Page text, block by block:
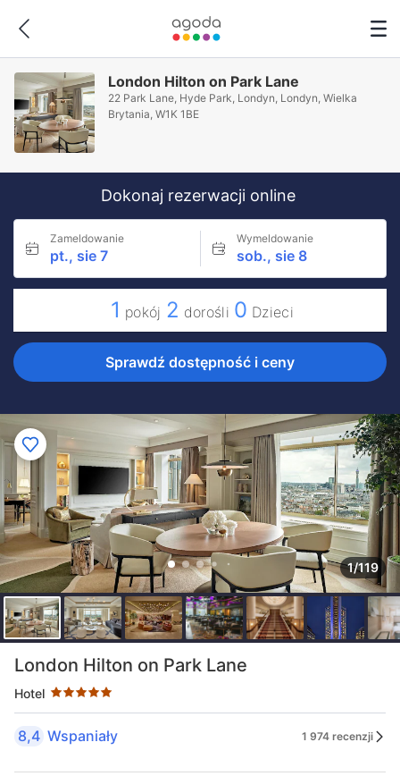
London Hilton on Park Lane
22 Park Lane, Hyde Park, Londyn, Londyn, Wielka
Brytania, W1K 1BE
Dokonaj rezerwacji online
Zameldowanie
pt., sie 7
Wymeldowanie
sob., sie 8
1 pokój 2 dorośli 0 Dzieci
Sprawdź dostępność i ceny
1/119
London Hilton on Park Lane
Hotel
Liczba gwiazdek: 5
8,4 Wspaniały 1 974 recenzji